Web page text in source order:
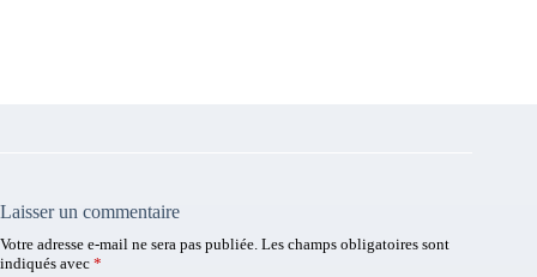
Laisser un commentaire
Votre adresse e-mail ne sera pas publiée. Les champs obligatoires sont
indiqués avec *